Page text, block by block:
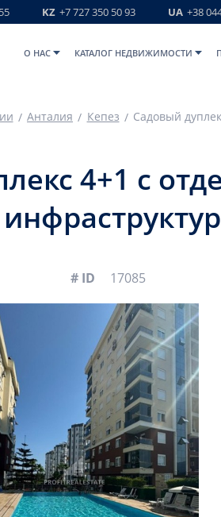
KZ +7 727 350 50 93 UA +38
O НАС КАТАЛОГ НЕДВИЖИМОСТИ
Анталия Кепез
4+1 с
# ID 17085